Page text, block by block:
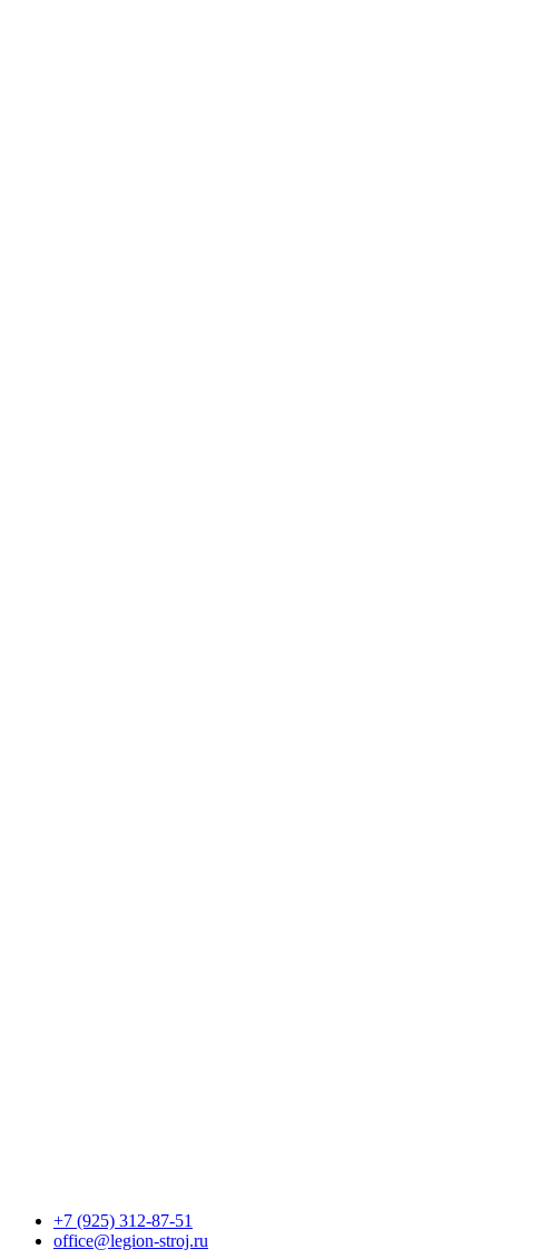
+7 (925) 312-87-51
office@legion-stroj.ru